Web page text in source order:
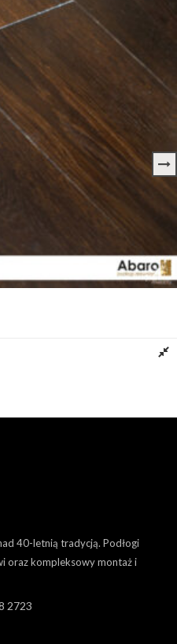
40-letnią tradycją. Podłogi
oraz kompleksowy montaż i
2723